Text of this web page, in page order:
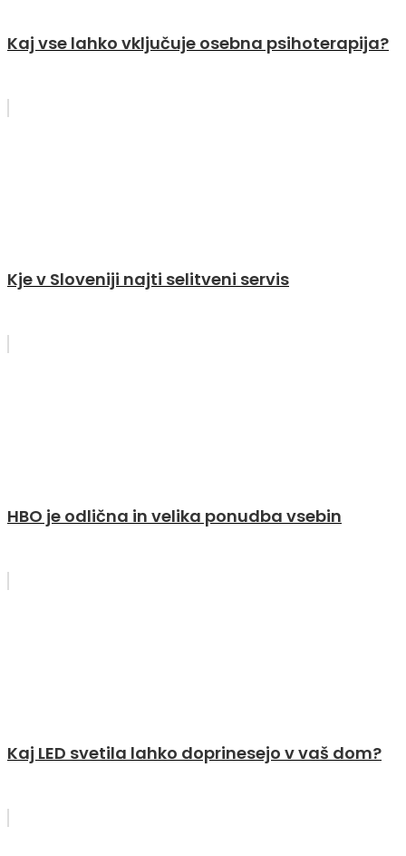
Kaj vse lahko vključuje osebna psihoterapija?
Kje v Sloveniji najti selitveni servis
HBO je odlična in velika ponudba vsebin
Kaj LED svetila lahko doprinesejo v vaš dom?